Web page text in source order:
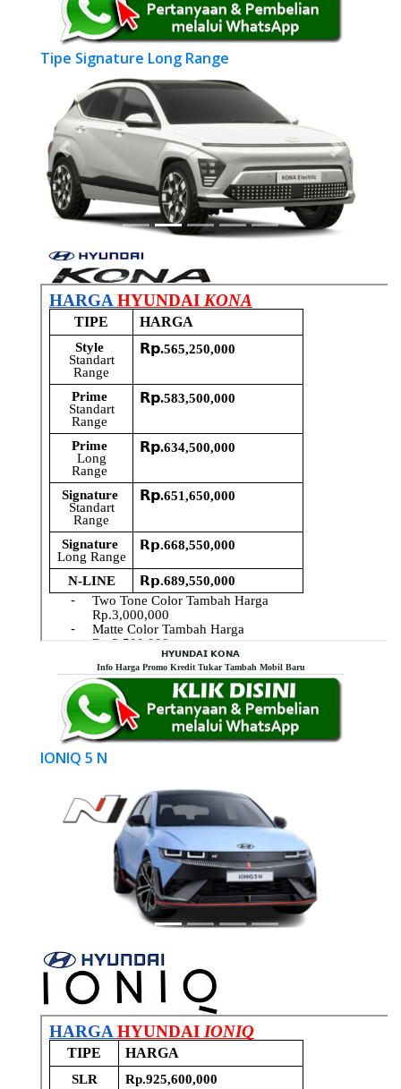
Tipe Signature Long Range
Previous Next
𝗛𝗬𝗨𝗡𝗗𝗔𝗜 𝗞𝗢𝗡𝗔
Info Harga Promo Kredit Tukar Tambah Mobil Baru
IONIQ 5 N
Previous